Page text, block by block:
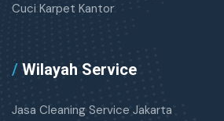
Cuci Karpet Kantor
/ Wilayah Service
Jasa Cleaning Service Jakarta